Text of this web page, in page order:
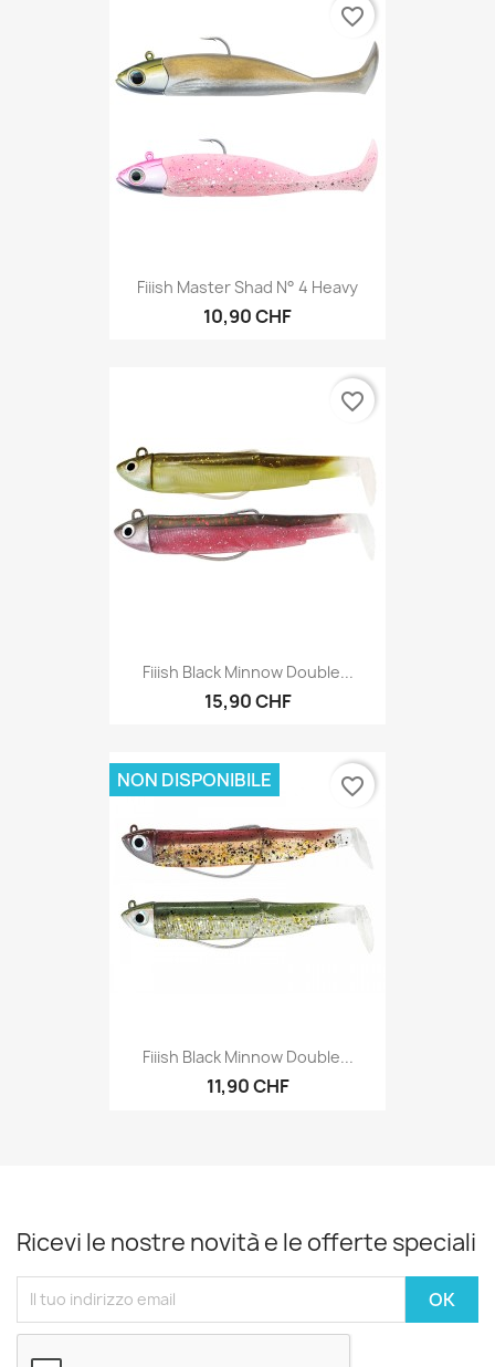
Fiiish Master Shad N° 4 Heavy
10,90 CHF
favorite_border
Fiiish Black Minnow Double...
15,90 CHF
favorite_border
Fiiish Black Minnow Double...
11,90 CHF
NON DISPONIBILE favorite_border
Ricevi le nostre novità e le offerte speciali